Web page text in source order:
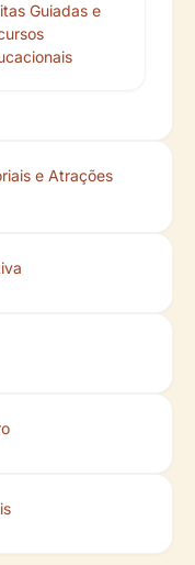
Guiadas e
e Atrações